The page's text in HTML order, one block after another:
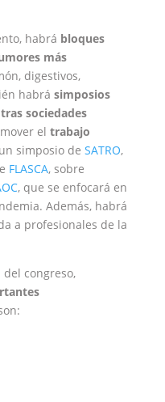
habrá bloques
más
digestivos,
habrá simposios
sociedades
el trabajo
simposio de SATRO,
FLASCA, sobre
, que se enfocará en
Además, habrá
a profesionales de la
congreso,